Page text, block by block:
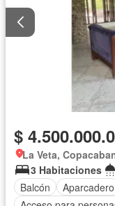
$
La Veta,
3 Habitaciones
Balcón
Aparcadero